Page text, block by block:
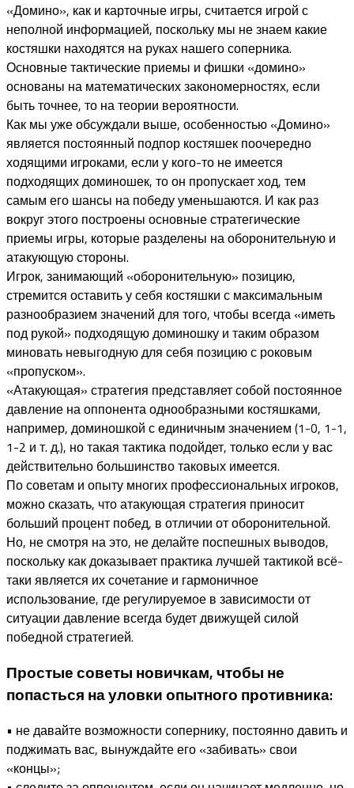
«Домино», как и карточные игры, считается игрой с
неполной информацией, поскольку мы не знаем какие
костяшки находятся на руках нашего соперника.
Основные тактические приемы и фишки «домино»
основаны на математических закономерностях, если
быть точнее, то на теории вероятности.
Как мы уже обсуждали выше, особенностью «Домино»
является постоянный подпор костяшек поочередно
ходящими игроками, если у кого-то не имеется
подходящих доминошек, то он пропускает ход, тем
самым его шансы на победу уменьшаются. И как раз
вокруг этого построены основные стратегические
приемы игры, которые разделены на оборонительную и
атакующую стороны.
Игрок, занимающий «оборонительную» позицию,
стремится оставить у себя костяшки с максимальным
разнообразием значений для того, чтобы всегда «иметь
под рукой» подходящую доминошку и таким образом
миновать невыгодную для себя позицию с роковым
«пропуском».
«Атакующая» стратегия представляет собой постоянное
давление на оппонента однообразными костяшками,
например, доминошкой с единичным значением (1-0, 1-1,
1-2 и т. д.), но такая тактика подойдет, только если у вас
действительно большинство таковых имеется.
По советам и опыту многих профессиональных игроков,
можно сказать, что атакующая стратегия приносит
больший процент побед, в отличии от оборонительной.
Но, не смотря на это, не делайте поспешных выводов,
поскольку как доказывает практика лучшей тактикой всё-
таки является их сочетание и гармоничное
использование, где регулируемое в зависимости от
ситуации давление всегда будет движущей силой
победной стратегией.
Простые советы новичкам, чтобы не
попасться на уловки опытного противника:
• не давайте возможности сопернику, постоянно давить и
поджимать вас, вынуждайте его «забивать» свои
«концы»;